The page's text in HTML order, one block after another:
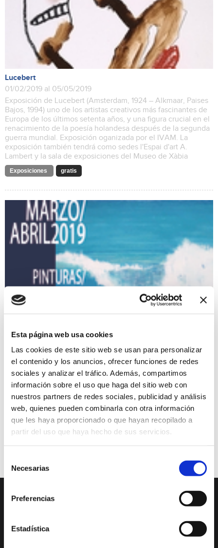
Esta página web usa cookies
Las cookies de este sitio web se usan para personalizar
el contenido y los anuncios, ofrecer funciones de redes
sociales y analizar el tráfico. Además, compartimos
información sobre el uso que haga del sitio web con
nuestros partners de redes sociales, publicidad y análisis
web, quienes pueden combinarla con otra información
que les haya proporcionado o que hayan recopilado a
partir del uso que haya hecho de sus servicios.
Necesarias
Preferencias
Estadística
Lucebert
01/02/2019 al 05/05/2019
Exposición de Lucebert (Amsterdam, 1924 – Alkmaar, Paises
Bajos, 1994) uno de los artistas creativos más fascinantes de
Europa de los últimos setenta años, y una figura crucial en el
renacimiento de la poesía holandesa después de la segunda
guerra mundial. Exposición oganizada por el IVAM. La
exposición también tendrá como sedes l'Espai d'art A.
Lambert y la sala de exposiciones del Museo de Xàbia
Exposiciones gratis
16/03/2019 al 30/04/2019
Oscar Bento realiza una nueva propuesta sobre un mar
Mediterráneo que preside el paisaje donde reside, en Jávea,
desde la que se divisa Formentera, la isla que visita siempre
que puede. La infinidad de luces y sensaciones que se
suman en la mirada a cada momento, hace que el mar sea
una fuente inagotable de inspiración y un reto en cada
tentativa de atraparlo en un lienzo.
Exposiciones
DESCUBRE XÀBIA
Mirador Virtual